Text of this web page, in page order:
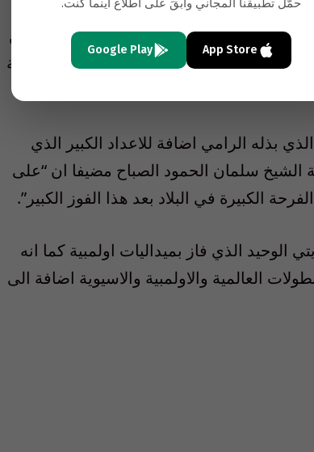
الصباح ان تحقيق البطل الديحاني لميداليتين
الكويت يعتبر انجازا هائلا ويعبر عن العزيمة
بلاده في هذه المحافل الدولية الكبيرة.
بذله الرامي اضافة للاعداد الكبير الذي
الشيخ سلمان الحمود الصباح مضيفا ان “على
الكبيرة في البلاد بعد هذا الفوز الكبير”.
الرياضي الكويتي الوحيد الذي فاز بميداليات اولمبية كما انه
العالمية والاولمبية والاسيوية اضافة الى
App Store
Google Play